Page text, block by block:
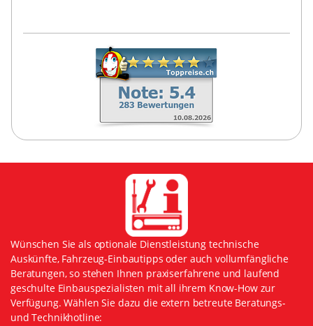
Wünschen Sie als optionale Dienstleistung technische
Auskünfte, Fahrzeug-Einbautipps oder auch vollumfängliche
Beratungen, so stehen Ihnen praxiserfahrene und laufend
geschulte Einbauspezialisten mit all ihrem Know-How zur
Verfügung. Wählen Sie dazu die extern betreute Beratungs-
und Technikhotline: